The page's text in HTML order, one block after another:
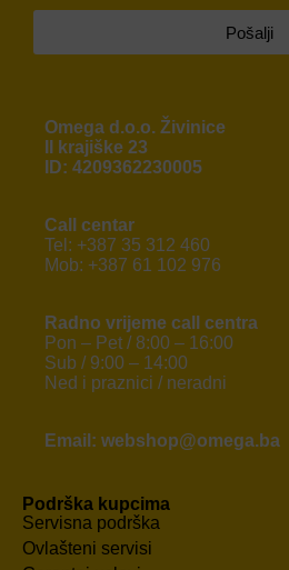
Pošalji
Omega d.o.o. Živinice
II krajiške 23
ID: 4209362230005
Call centar
Tel: +387 35 312 460
Mob: +387 61 102 976
Radno vrijeme call centra
Pon – Pet / 8:00 – 16:00
Sub / 9:00 – 14:00
Ned i praznici / neradni
Email: webshop@omega.ba
Podrška kupcima
Servisna podrška
Ovlašteni servisi